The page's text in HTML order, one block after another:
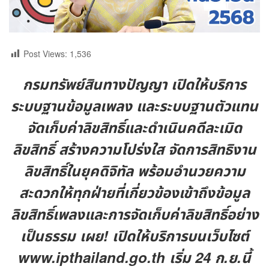
Post Views: 1,536
กรมทรัพย์สินทางปัญญา เปิดให้บริการ
ระบบฐานข้อมูลเพลง และระบบฐานตัวแทน
จัดเก็บค่าลิขสิทธิ์และดำเนินคดีละเมิด
ลิขสิทธิ์ สร้างความโปร่งใส จัดการสิทธิงาน
ลิขสิทธิ์ในยุคดิจิทัล พร้อมอำนวยความ
สะดวกให้ทุกฝ่ายที่เกี่ยวข้องเข้าถึงข้อมูล
ลิขสิทธิ์เพลงและการจัดเก็บค่าลิขสิทธิ์อย่าง
เป็นธรรม เผย! เปิดให้บริการบนเว็บไซต์
www.ipthailand.go.th เริ่ม 24 ก.ย.นี้